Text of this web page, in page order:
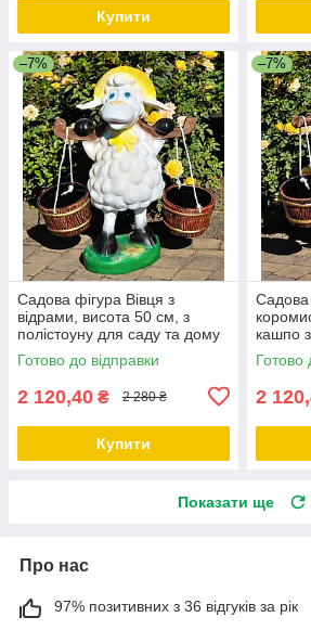
Купити
–7%
Садова фігура Вівця з
відрами, висота 50 см, з
полістоуну для саду та дому
Готово до відправки
2 120,40 ₴ 2 280 ₴
Купити
–7%
Садова
кашпо
та
Готово
2
Показати ще
Про нас
97% позитивних з 36 відгуків за рік